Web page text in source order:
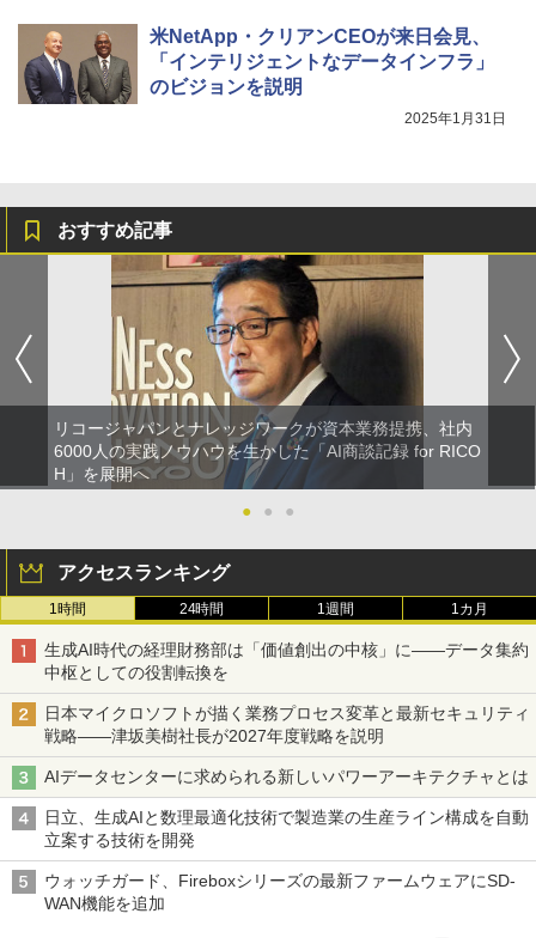
米NetApp・クリアンCEOが来日会見、
「インテリジェントなデータインフラ」
のビジョンを説明
2025年1月31日
おすすめ記事
リコージャパンとナレッジワークが資本業務提携、社内
6000人の実践ノウハウを生かした「AI商談記録 for RICO
H」を展開へ
●
● ●
アクセスランキング
1時間 24時間 1週間 1カ月
生成AI時代の経理財務部は「価値創出の中核」に――データ集約
中枢としての役割転換を
日本マイクロソフトが描く業務プロセス変革と最新セキュリティ
戦略――津坂美樹社長が2027年度戦略を説明
AIデータセンターに求められる新しいパワーアーキテクチャとは
日立、生成AIと数理最適化技術で製造業の生産ライン構成を自動
立案する技術を開発
ウォッチガード、Fireboxシリーズの最新ファームウェアにSD-
WAN機能を追加